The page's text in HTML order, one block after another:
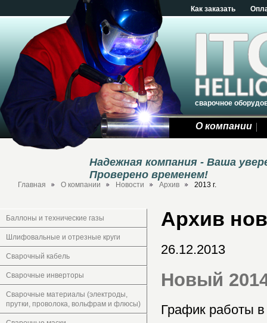
Как заказать
сварочное
О компании
Надежная компания - Ваша
Проверено временем!
Главная О компании Новости Архив 2013 г.
Баллоны и технические газы
Шлифовальные и отрезные круги
Сварочный кабель
Сварочные инверторы
Сварочные материалы (электроды,
прутки, проволока, вольфрам и флюсы)
Архив
26.12.2013
Новый
График работы